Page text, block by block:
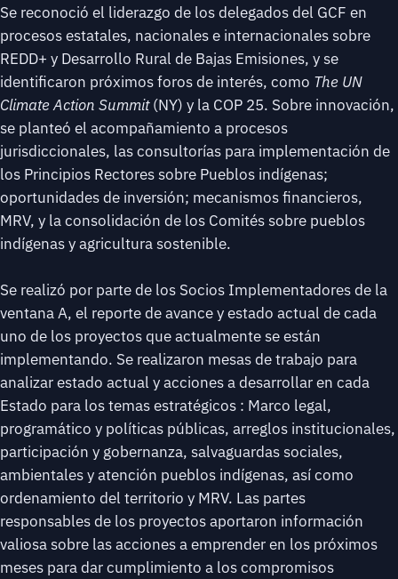
Se reconoció el liderazgo de los delegados del GCF en
procesos estatales, nacionales e internacionales sobre
REDD+ y Desarrollo Rural de Bajas Emisiones, y se
identificaron próximos foros de interés, como The UN
Climate Action Summit(NY) y la COP 25. Sobre innovación,
se planteó el acompañamiento a procesos
jurisdiccionales, las consultorías para implementación de
los Principios Rectores sobre Pueblos indígenas;
oportunidades de inversión; mecanismos financieros,
MRV, y la consolidación de los Comités sobre pueblos
indígenas y agricultura sostenible.
Se realizó por parte de los Socios Implementadores de la
ventana A, el reporte de avance y estado actual de cada
uno de los proyectos que actualmente se están
implementando. Se realizaron mesas de trabajo para
analizar estado actual y acciones a desarrollar en cada
Estado para los temas estratégicos : Marco legal,
programático y políticas públicas, arreglos institucionales,
participación y gobernanza, salvaguardas sociales,
ambientales y atención pueblos indígenas, así como
ordenamiento del territorio y MRV. Las partes
responsables de los proyectos aportaron información
valiosa sobre las acciones a emprender en los próximos
meses para dar cumplimiento a los compromisos